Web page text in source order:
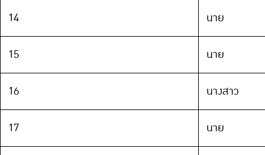
14
นาย
15
นาย
16
นางสาว
17
นาย